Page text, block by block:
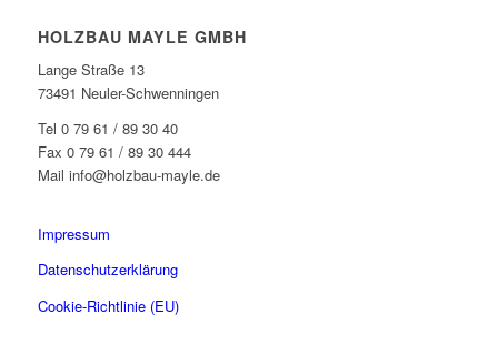
HOLZBAU MAYLE GMBH
Lange Straße 13
73491 Neuler-Schwenningen
Tel 0 79 61 / 89 30 40
Fax 0 79 61 / 89 30 444
Mail info@holzbau-mayle.de
Impressum
Datenschutzerklärung
Cookie-Richtlinie (EU)